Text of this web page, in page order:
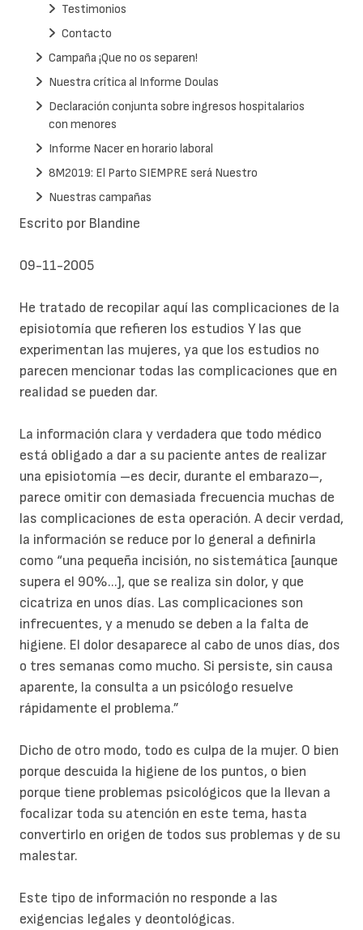
Escrito por Blandine
09-11-2005
He tratado de recopilar aquí las complicaciones de la
episiotomía que refieren los estudios Y las que
experimentan las mujeres, ya que los estudios no
parecen mencionar todas las complicaciones que en
realidad se pueden dar.
La información clara y verdadera que todo médico
está obligado a dar a su paciente antes de realizar
una episiotomía –es decir, durante el embarazo–,
parece omitir con demasiada frecuencia muchas de
las complicaciones de esta operación. A decir verdad,
la información se reduce por lo general a definirla
como “una pequeña incisión, no sistemática [aunque
supera el 90%...], que se realiza sin dolor, y que
cicatriza en unos días. Las complicaciones son
infrecuentes, y a menudo se deben a la falta de
higiene. El dolor desaparece al cabo de unos días, dos
o tres semanas como mucho. Si persiste, sin causa
aparente, la consulta a un psicólogo resuelve
rápidamente el problema.”
Dicho de otro modo, todo es culpa de la mujer. O bien
porque descuida la higiene de los puntos, o bien
porque tiene problemas psicológicos que la llevan a
focalizar toda su atención en este tema, hasta
convertirlo en origen de todos sus problemas y de su
malestar.
Este tipo de información no responde a las
exigencias legales y deontológicas.
Testimonios
Contacto
Campaña ¡Que no os separen!
Nuestra crítica al Informe Doulas
Declaración conjunta sobre ingresos hospitalarios
con menores
Informe Nacer en horario laboral
8M2019: El Parto SIEMPRE será Nuestro
Nuestras campañas